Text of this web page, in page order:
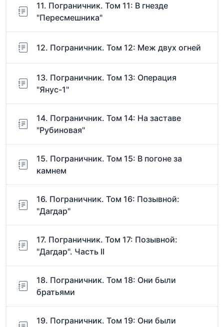
11. Пограничник. Том 11: В гнезде
"Пересмешника"
12. Пограничник. Том 12: Меж двух огней
13. Пограничник. Том 13: Операция
"Янус-1"
14. Пограничник. Том 14: На заставе
"Рубиновая"
15. Пограничник. Том 15: В погоне за
камнем
16. Пограничник. Том 16: Позывной:
"Дагдар"
17. Пограничник. Том 17: Позывной:
"Дагдар". Часть II
18. Пограничник. Том 18: Они были
братьями
19. Пограничник. Том 19: Они были